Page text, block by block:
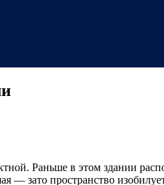
Раньше в этом здании
— зато пространство